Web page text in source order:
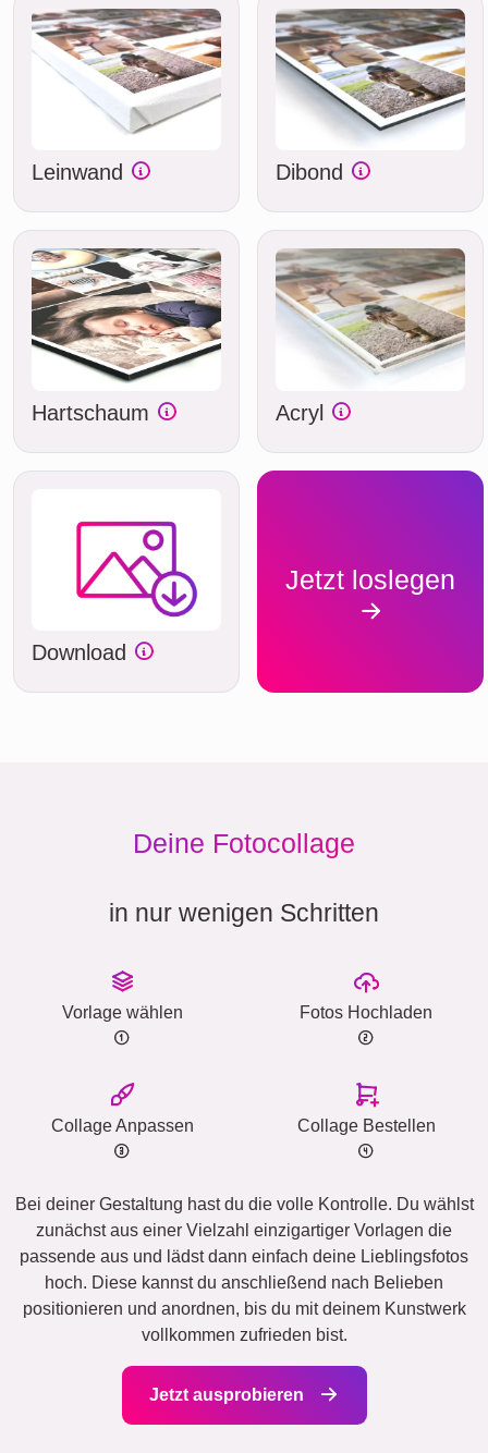
Leinwand Dibond
Hartschaum Acryl
Download
Jetzt loslegen
Deine Fotocollage
in nur wenigen Schritten
Vorlage wählen Fotos Hochladen
Collage Anpassen Collage Bestellen
Bei deiner Gestaltung hast du die volle Kontrolle. Du wählst
zunächst aus einer Vielzahl einzigartiger Vorlagen die
passende aus und lädst dann einfach deine Lieblingsfotos
hoch. Diese kannst du anschließend nach Belieben
positionieren und anordnen, bis du mit deinem Kunstwerk
vollkommen zufrieden bist.
Jetzt ausprobieren